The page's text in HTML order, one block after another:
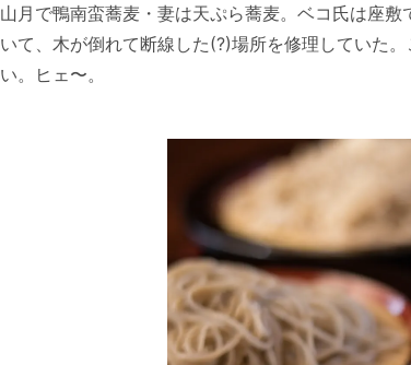
山月で鴨南蛮蕎麦・妻は天ぷら蕎麦。ベコ氏は座
いて、木が倒れて断線した(?)場所を修理していた
い。ヒェ〜。